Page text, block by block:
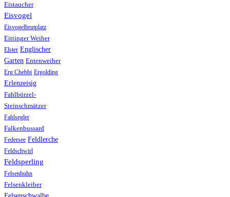
Eistaucher
Eisvogel
Eisvogelbrutplatz
Eittinger Weiher
Elster Englischer
Garten Entenweiher
Erg Chebbi Ergolding
Erlenzeisig
Fahlbürzel-
Steinschmätzer
Fahlsegler
Falkenbussard
Federsee Feldlerche
Feldschwirl
Feldsperling
Felsenhuhn
Felsenkleiber